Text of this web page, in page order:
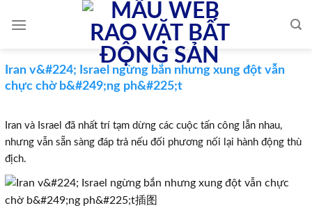
Iran v&#224; Israel ngừng bắn nhưng xung đột vẫn
chực chờ b&#249;ng ph&#225;t
Iran và Israel đã nhất trí tạm dừng các cuộc tấn công lẫn nhau,
nhưng vẫn sẵn sàng đáp trả nếu đối phương nối lại hành động thù
địch.